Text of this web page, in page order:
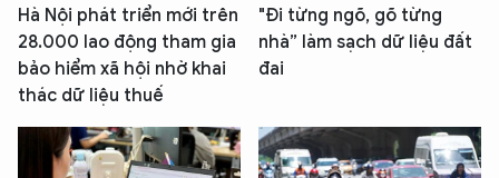
Hà Nội phát triển mới trên
28.000 lao động tham gia
bảo hiểm xã hội nhờ khai
thác dữ liệu thuế
"Đi từng ngõ, gõ từng
nhà” làm sạch dữ liệu đất
đai